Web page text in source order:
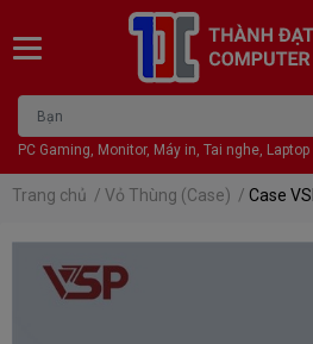
PC Gaming, Monitor, Máy in, Tai nghe, Laptop
Trang chủ / Vỏ Thùng (Case) / Case